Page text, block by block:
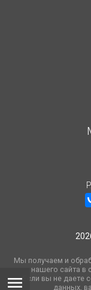
Мы получаем и
нашего сайта в
Если вы не даете
данных,